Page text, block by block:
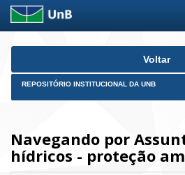
Skip
Voltar
REPOSITÓRIO INSTITUCIONAL DA UNB
Navegando por
hídricos - proteção